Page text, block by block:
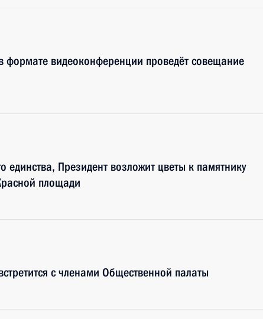
формате видеоконференции проведёт совещание
Президент возложит цветы к памятнику
площади
с членами Общественной палаты